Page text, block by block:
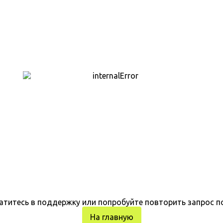
в поддержку или попробуйте повторить запрос
На главную